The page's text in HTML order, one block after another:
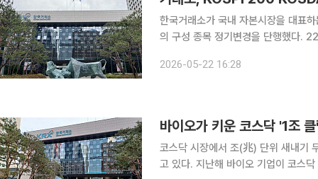
한국거래소가 국내 자본시장을 대표
의 구성 종목 정기변경을 단행했다. 22일 한국거래소에 따르면 주가지수운영위원회는 지난 21일 회
2026-05-22 16:28
바이오가 키운 코스닥 '1조
코스닥 시장에서 조(兆) 단위 새내기
고 있다. 지난해 바이오 기업이 코스